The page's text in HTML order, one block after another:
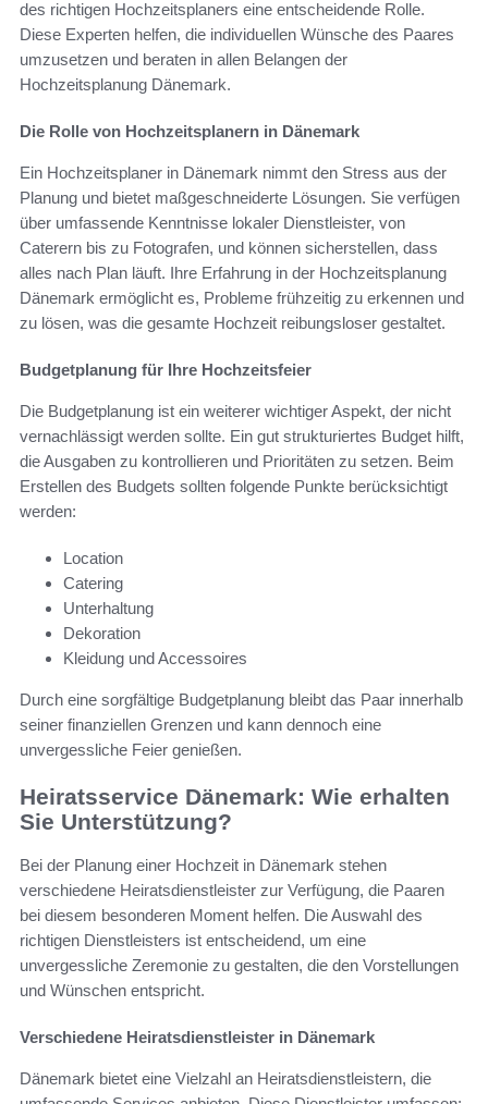
des richtigen Hochzeitsplaners eine entscheidende Rolle.
Diese Experten helfen, die individuellen Wünsche des Paares
umzusetzen und beraten in allen Belangen der
Hochzeitsplanung Dänemark.
Die Rolle von Hochzeitsplanern in Dänemark
Ein Hochzeitsplaner in Dänemark nimmt den Stress aus der
Planung und bietet maßgeschneiderte Lösungen. Sie verfügen
über umfassende Kenntnisse lokaler Dienstleister, von
Caterern bis zu Fotografen, und können sicherstellen, dass
alles nach Plan läuft. Ihre Erfahrung in der Hochzeitsplanung
Dänemark ermöglicht es, Probleme frühzeitig zu erkennen und
zu lösen, was die gesamte Hochzeit reibungsloser gestaltet.
Budgetplanung für Ihre Hochzeitsfeier
Die Budgetplanung ist ein weiterer wichtiger Aspekt, der nicht
vernachlässigt werden sollte. Ein gut strukturiertes Budget hilft,
die Ausgaben zu kontrollieren und Prioritäten zu setzen. Beim
Erstellen des Budgets sollten folgende Punkte berücksichtigt
werden:
Location
Catering
Unterhaltung
Dekoration
Kleidung und Accessoires
Durch eine sorgfältige Budgetplanung bleibt das Paar innerhalb
seiner finanziellen Grenzen und kann dennoch eine
unvergessliche Feier genießen.
Heiratsservice Dänemark: Wie erhalten
Sie Unterstützung?
Bei der Planung einer Hochzeit in Dänemark stehen
verschiedene Heiratsdienstleister zur Verfügung, die Paaren
bei diesem besonderen Moment helfen. Die Auswahl des
richtigen Dienstleisters ist entscheidend, um eine
unvergessliche Zeremonie zu gestalten, die den Vorstellungen
und Wünschen entspricht.
Verschiedene Heiratsdienstleister in Dänemark
Dänemark bietet eine Vielzahl an Heiratsdienstleistern, die